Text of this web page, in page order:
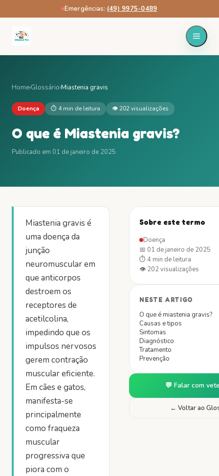
Emergências:·(49) 9975-0489
Home›Glossário›Miastenia gravis
Doença ⏱ 4 min de leitura 👁202visualizações
O que é Miastenia gravis?
Publicado em 01 de janeiro de 2025
Miastenia gravis é
uma doença da
junção
neuromuscular em
que anticorpos
destroem os
receptores de
acetilcolina,
impedindo que os
impulsos nervosos
gerem contração
muscular eficiente.
Em cães e gatos,
manifesta-se
principalmente
como fraqueza
muscular
progressiva que
piora com o
Sobre este termo
Doença
📅 01 de janeiro de 2025
⏱ 4 min de leitura
👁 202visualizações
NESTE ARTIGO
O que é miastenia gravis?
Causas e tipos
Sintomas
Diagnóstico
Tratamento
Prevenção
💬 Falar com
← Voltar ao